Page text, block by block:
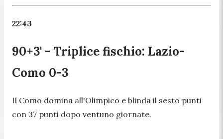
22:43
90+3' - Triplice fischio: Lazio-
Como 0-3
Il Como domina all'Olimpico e blinda il sesto punti
con 37 punti dopo ventuno giornate.